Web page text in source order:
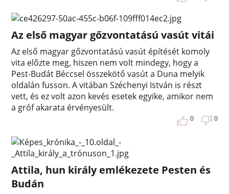
Az első magyar gőzvontatású vasút vitái
Az első magyar gőzvontatású vasút építését komoly
vita előzte meg, hiszen nem volt mindegy, hogy a
Pest-Budát Béccsel összekötő vasút a Duna melyik
oldalán fusson. A vitában Széchenyi István is részt
vett, és ez volt azon kevés esetek egyike, amikor nem
a gróf akarata érvényesült.
0 0
Attila, hun király emlékezete Pesten és
Budán